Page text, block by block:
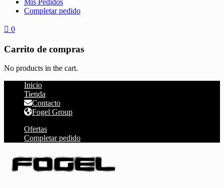
Completar pedido
0
Carrito de compras
No products in the cart.
Inicio
Tienda
Contacto
Fogel Group
Ofertas
Completar pedido